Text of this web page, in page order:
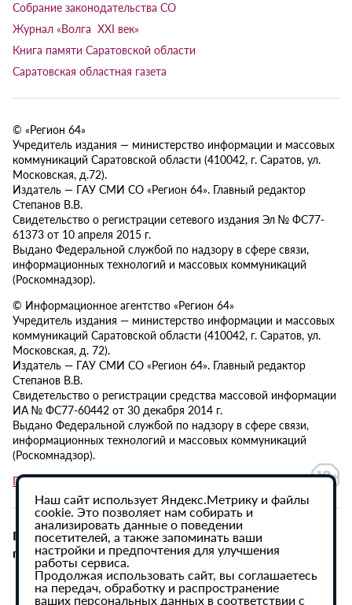
Собрание законодательства СО
Журнал «Волга XXI век»
Книга памяти Саратовской области
Саратовская областная газета
© «Регион 64»
Учредитель издания — министерство информации и массовых
коммуникаций Саратовской области (410042, г. Саратов, ул.
Московская, д.72).
Издатель — ГАУ СМИ СО «Регион 64». Главный редактор
Степанов В.В.
Свидетельство о регистрации сетевого издания Эл № ФС77-
61373 от 10 апреля 2015 г.
Выдано Федеральной службой по надзору в сфере связи,
информационных технологий и массовых коммуникаций
(Роскомнадзор).
© Информационное агентство «Регион 64»
Учредитель издания — министерство информации и массовых
коммуникаций Саратовской области (410042, г. Саратов, ул.
Московская, д. 72).
Издатель — ГАУ СМИ СО «Регион 64». Главный редактор
Степанов В.В.
Свидетельство о регистрации средства массовой информации
ИА № ФС77-60442 от 30 декабря 2014 г.
Выдано Федеральной службой по надзору в сфере связи,
информационных технологий и массовых коммуникаций
(Роскомнадзор).
Политика в отношении обработки персональных данных
При использовании материалов сайта активная
гиперссылка на ИА «Регион 64» обязательна.
Наш сайт использует Яндекс.Метрику и файлы
cookie. Это позволяет нам собирать и
анализировать данные о поведении
посетителей, а также запоминать ваши
настройки и предпочтения для улучшения
работы сервиса.
Продолжая использовать сайт, вы соглашаетесь
на передач, обработку и распространение
ваших персональных данных в соответствии с